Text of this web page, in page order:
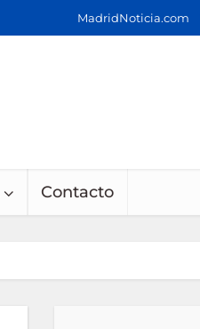
MadridNoticia.com
Contacto